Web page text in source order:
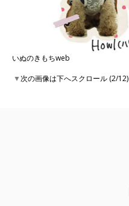
いぬのきもちweb
▼次の画像は下へスクロール (2/12)